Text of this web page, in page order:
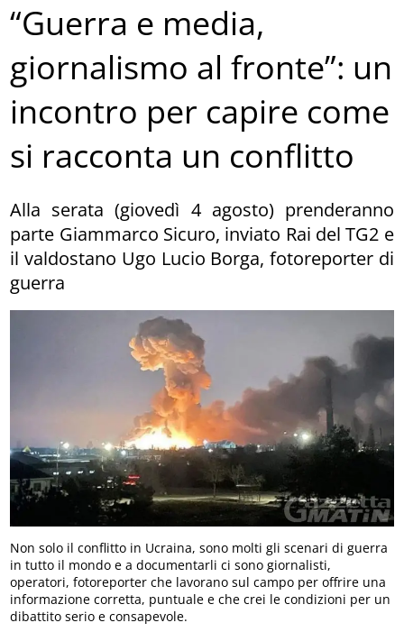
“Guerra e media,
giornalismo al fronte”: un
incontro per capire come
si racconta un conflitto
Alla serata (giovedì 4 agosto) prenderanno
parte Giammarco Sicuro, inviato Rai del TG2 e
il valdostano Ugo Lucio Borga, fotoreporter di
guerra
Non solo il conflitto in Ucraina, sono molti gli scenari di guerra
in tutto il mondo e a documentarli ci sono giornalisti,
operatori, fotoreporter che lavorano sul campo per offrire una
informazione corretta, puntuale e che crei le condizioni per un
dibattito serio e consapevole.